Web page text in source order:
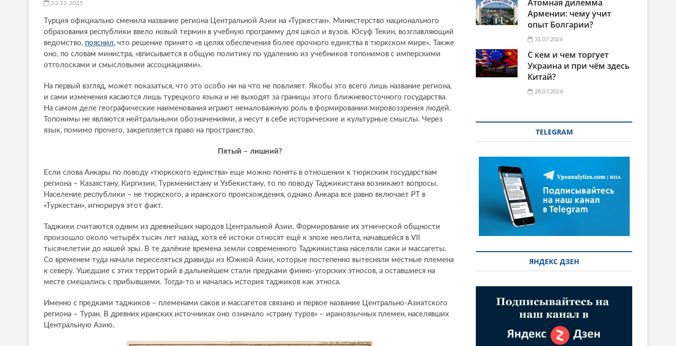
22.12.2025
Турция официально сменила название региона Центральной Азии на «Туркестан». Министерство национального
образования республики ввело новый термин в учебную программу для школ и вузов. Юсуф Текин, возглавляющий
ведомство, пояснил, что решение принято «в целях обеспечения более прочного единства в тюркском мире». Также
оно, по словам министра, «вписывается в общую политику по удалению из учебников топонимов с имперскими
отголосками и смысловыми ассоциациями».
На первый взгляд, может показаться, что это особо ни на что не повлияет. Якобы это всего лишь название региона,
и сами изменения касаются лишь турецкого языка и не выходят за границы этого ближневосточного государства.
На самом деле географические наименования играют немаловажную роль в формировании мировоззрения людей.
Топонимы не являются нейтральными обозначениями, а несут в себе исторические и культурные смыслы. Через
язык, помимо прочего, закрепляется право на пространство.
Пятый – лишний?
Если слова Анкары по поводу «тюркского единства» еще можно понять в отношении к тюркским государствам
региона – Казахстану, Киргизии, Туркменистану и Узбекистану, то по поводу Таджикистана возникают вопросы.
Население республики – не тюркского, а иранского происхождения, однако Анкара все равно включает РТ в
«Туркестан», игнорируя этот факт.
Таджики считаются одним из древнейших народов Центральной Азии. Формирование их этнической общности
произошло около четырёх тысяч лет назад, хотя её истоки относят ещё к эпохе неолита, начавшейся в VII
тысячелетии до нашей эры. В те далёкие времена земли современного Таджикистана населяли саки и массагеты.
Со временем туда начали переселяться дравиды из Южной Азии, которые постепенно вытесняли местные племена
к северу. Ушедшие с этих территорий в дальнейшем стали предками финно-угорских этносов, а оставшиеся на
месте смешались с прибывшими. Тогда‑то и началась история таджиков как этноса.
Именно с предками таджиков – племенами саков и массагетов связано и первое название Центрально-Азиатского
региона – Туран. В древних иранских источниках оно означало «страну туров» – ираноязычных племен, населявших
Центральную Азию.
Атомная дилемма
Армении: чему учит
опыт Болгарии?
31.07.2026
С кем и чем торгует
Украина и при чём здесь
Китай?
28.07.2026
TELEGRAM
ЯНДЕКС ДЗЕН